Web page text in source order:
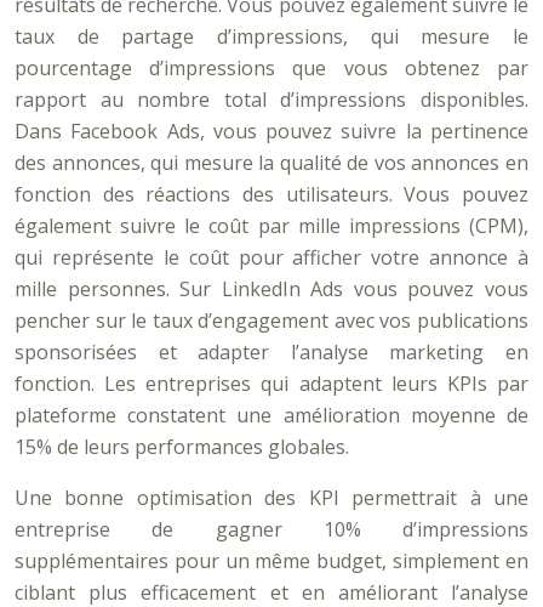
taux de partage d’impressions, qui mesure le
pourcentage d’impressions que vous obtenez par
rapport au nombre total d’impressions disponibles.
Dans Facebook Ads, vous pouvez suivre la pertinence
des annonces, qui mesure la qualité de vos annonces en
fonction des réactions des utilisateurs. Vous pouvez
également suivre le coût par mille impressions (CPM),
qui représente le coût pour afficher votre annonce à
mille personnes. Sur LinkedIn Ads vous pouvez vous
pencher sur le taux d’engagement avec vos publications
sponsorisées et adapter l’analyse marketing en
fonction. Les entreprises qui adaptent leurs KPIs par
plateforme constatent une amélioration moyenne de
15% de leurs performances globales.
Une bonne optimisation des KPI permettrait à une
entreprise de gagner 10% d’impressions
supplémentaires pour un même budget, simplement en
ciblant plus efficacement et en améliorant l’analyse